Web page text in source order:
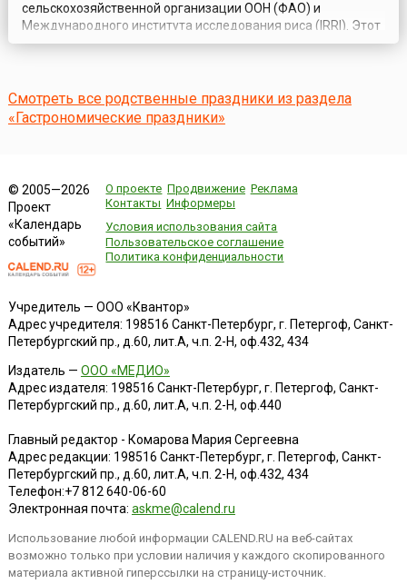
сельскохозяйственной организации ООН (ФАО) и
Международного института исследования риса (IRRI). Этот
праздник действительно носит всемирный характер,
кухнях каждой из стран есть свои...
Смотреть все родственные праздники из раздела
«Гастрономические праздники»
© 2005—2026
Проект
«Календарь
событий»
О проекте Продвижение Реклама
Контакты Информеры
Условия использования сайта
Пользовательское соглашение
Политика конфиденциальности
Учредитель — ООО «Квантор»
Адрес учредителя: 198516 Санкт-Петербург, г. Петергоф, Санкт-
Петербургский пр., д.60, лит.А, ч.п. 2-Н, оф.432, 434
Издатель — ООО «МЕДИО»
Адрес издателя: 198516 Санкт-Петербург, г. Петергоф, Санкт-
Петербургский пр., д.60, лит.А, ч.п. 2-Н, оф.440
Главный редактор - Комарова Мария Сергеевна
Адрес редакции: 198516 Санкт-Петербург, г. Петергоф, Санкт-
Петербургский пр., д.60, лит.А, ч.п. 2-Н, оф.432, 434
Телефон:+7 812 640-06-60
Электронная почта: askme@calend.ru
Использование любой информации CALEND.RU на веб-сайтах
возможно только при условии наличия у каждого скопированного
материала активной гиперссылки на страницу-источник.